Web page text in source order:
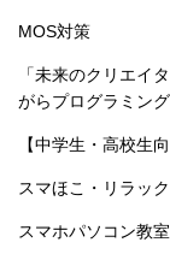
MOS対策
「未来のクリエイ
がらプログラミン
【中学生・高校生
スマほこ・リラッ
スマホパソコン教